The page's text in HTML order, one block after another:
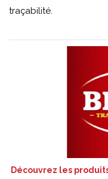
traçabilité.
Découvrez les